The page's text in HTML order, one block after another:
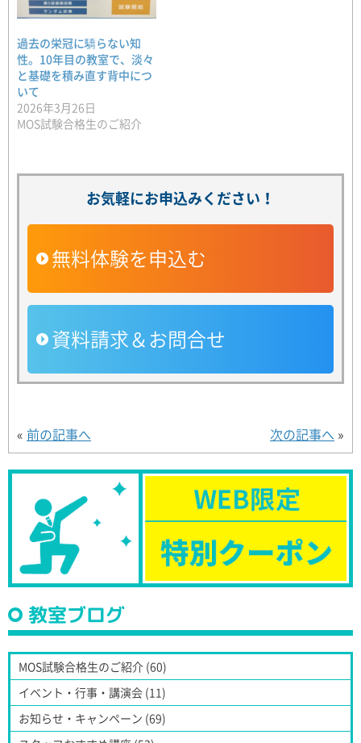
過去の栄冠に驕らない知
性。10年目の教室で、淡々
と基礎を積み直す背中につ
いて
2026年3月26日
MOS試験合格生のご紹介
お気軽にお申込みください！
無料体験を申込む
資料請求＆お問合せ
« 前の記事へ 次の記事へ »
教室ブログ
MOS試験合格生のご紹介 (60)
イベント・行事・講演会 (11)
お知らせ・キャンペーン (69)